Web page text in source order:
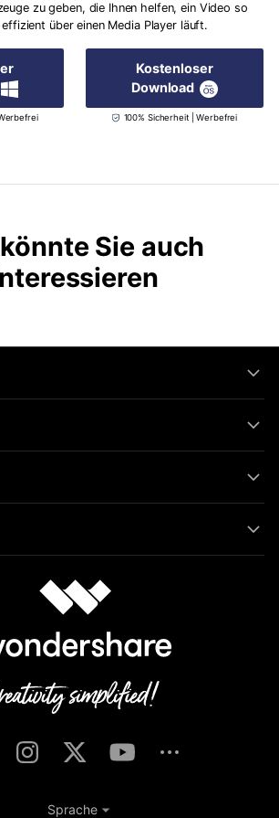
zu geben, die Ihnen helfen, ein Video so
über einen Media Player läuft.
Kostenloser
Download
100% Sicherheit | Werbefrei
Sie auch
Sprache